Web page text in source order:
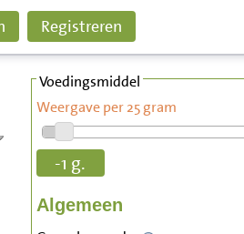
Registreren
Voedingsmiddel
Weergave per 25 gram
-1 g.
Algemeen